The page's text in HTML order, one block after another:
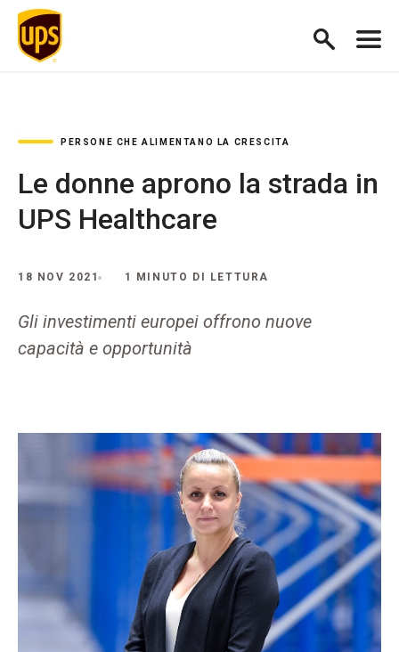
PERSONE CHE ALIMENTANO LA CRESCITA
Le donne aprono la strada in
UPS Healthcare
18 NOV 2021 1 MINUTO DI LETTURA
Gli investimenti europei offrono nuove
capacità e opportunità